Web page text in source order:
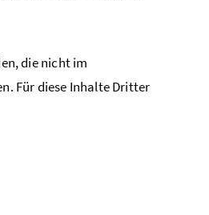
die nicht im
Für diese Inhalte Dritter